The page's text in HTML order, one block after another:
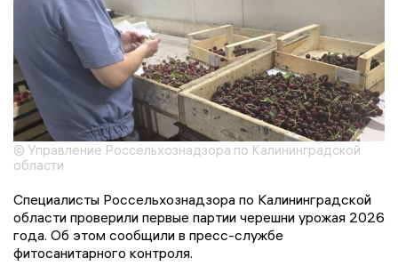
© Управление Россельхознадзора по Калининградской
области
Специалисты Россельхознадзора по Калининградской
области проверили первые партии черешни урожая 2026
года. Об этом сообщили в пресс-службе
фитосанитарного контроля.